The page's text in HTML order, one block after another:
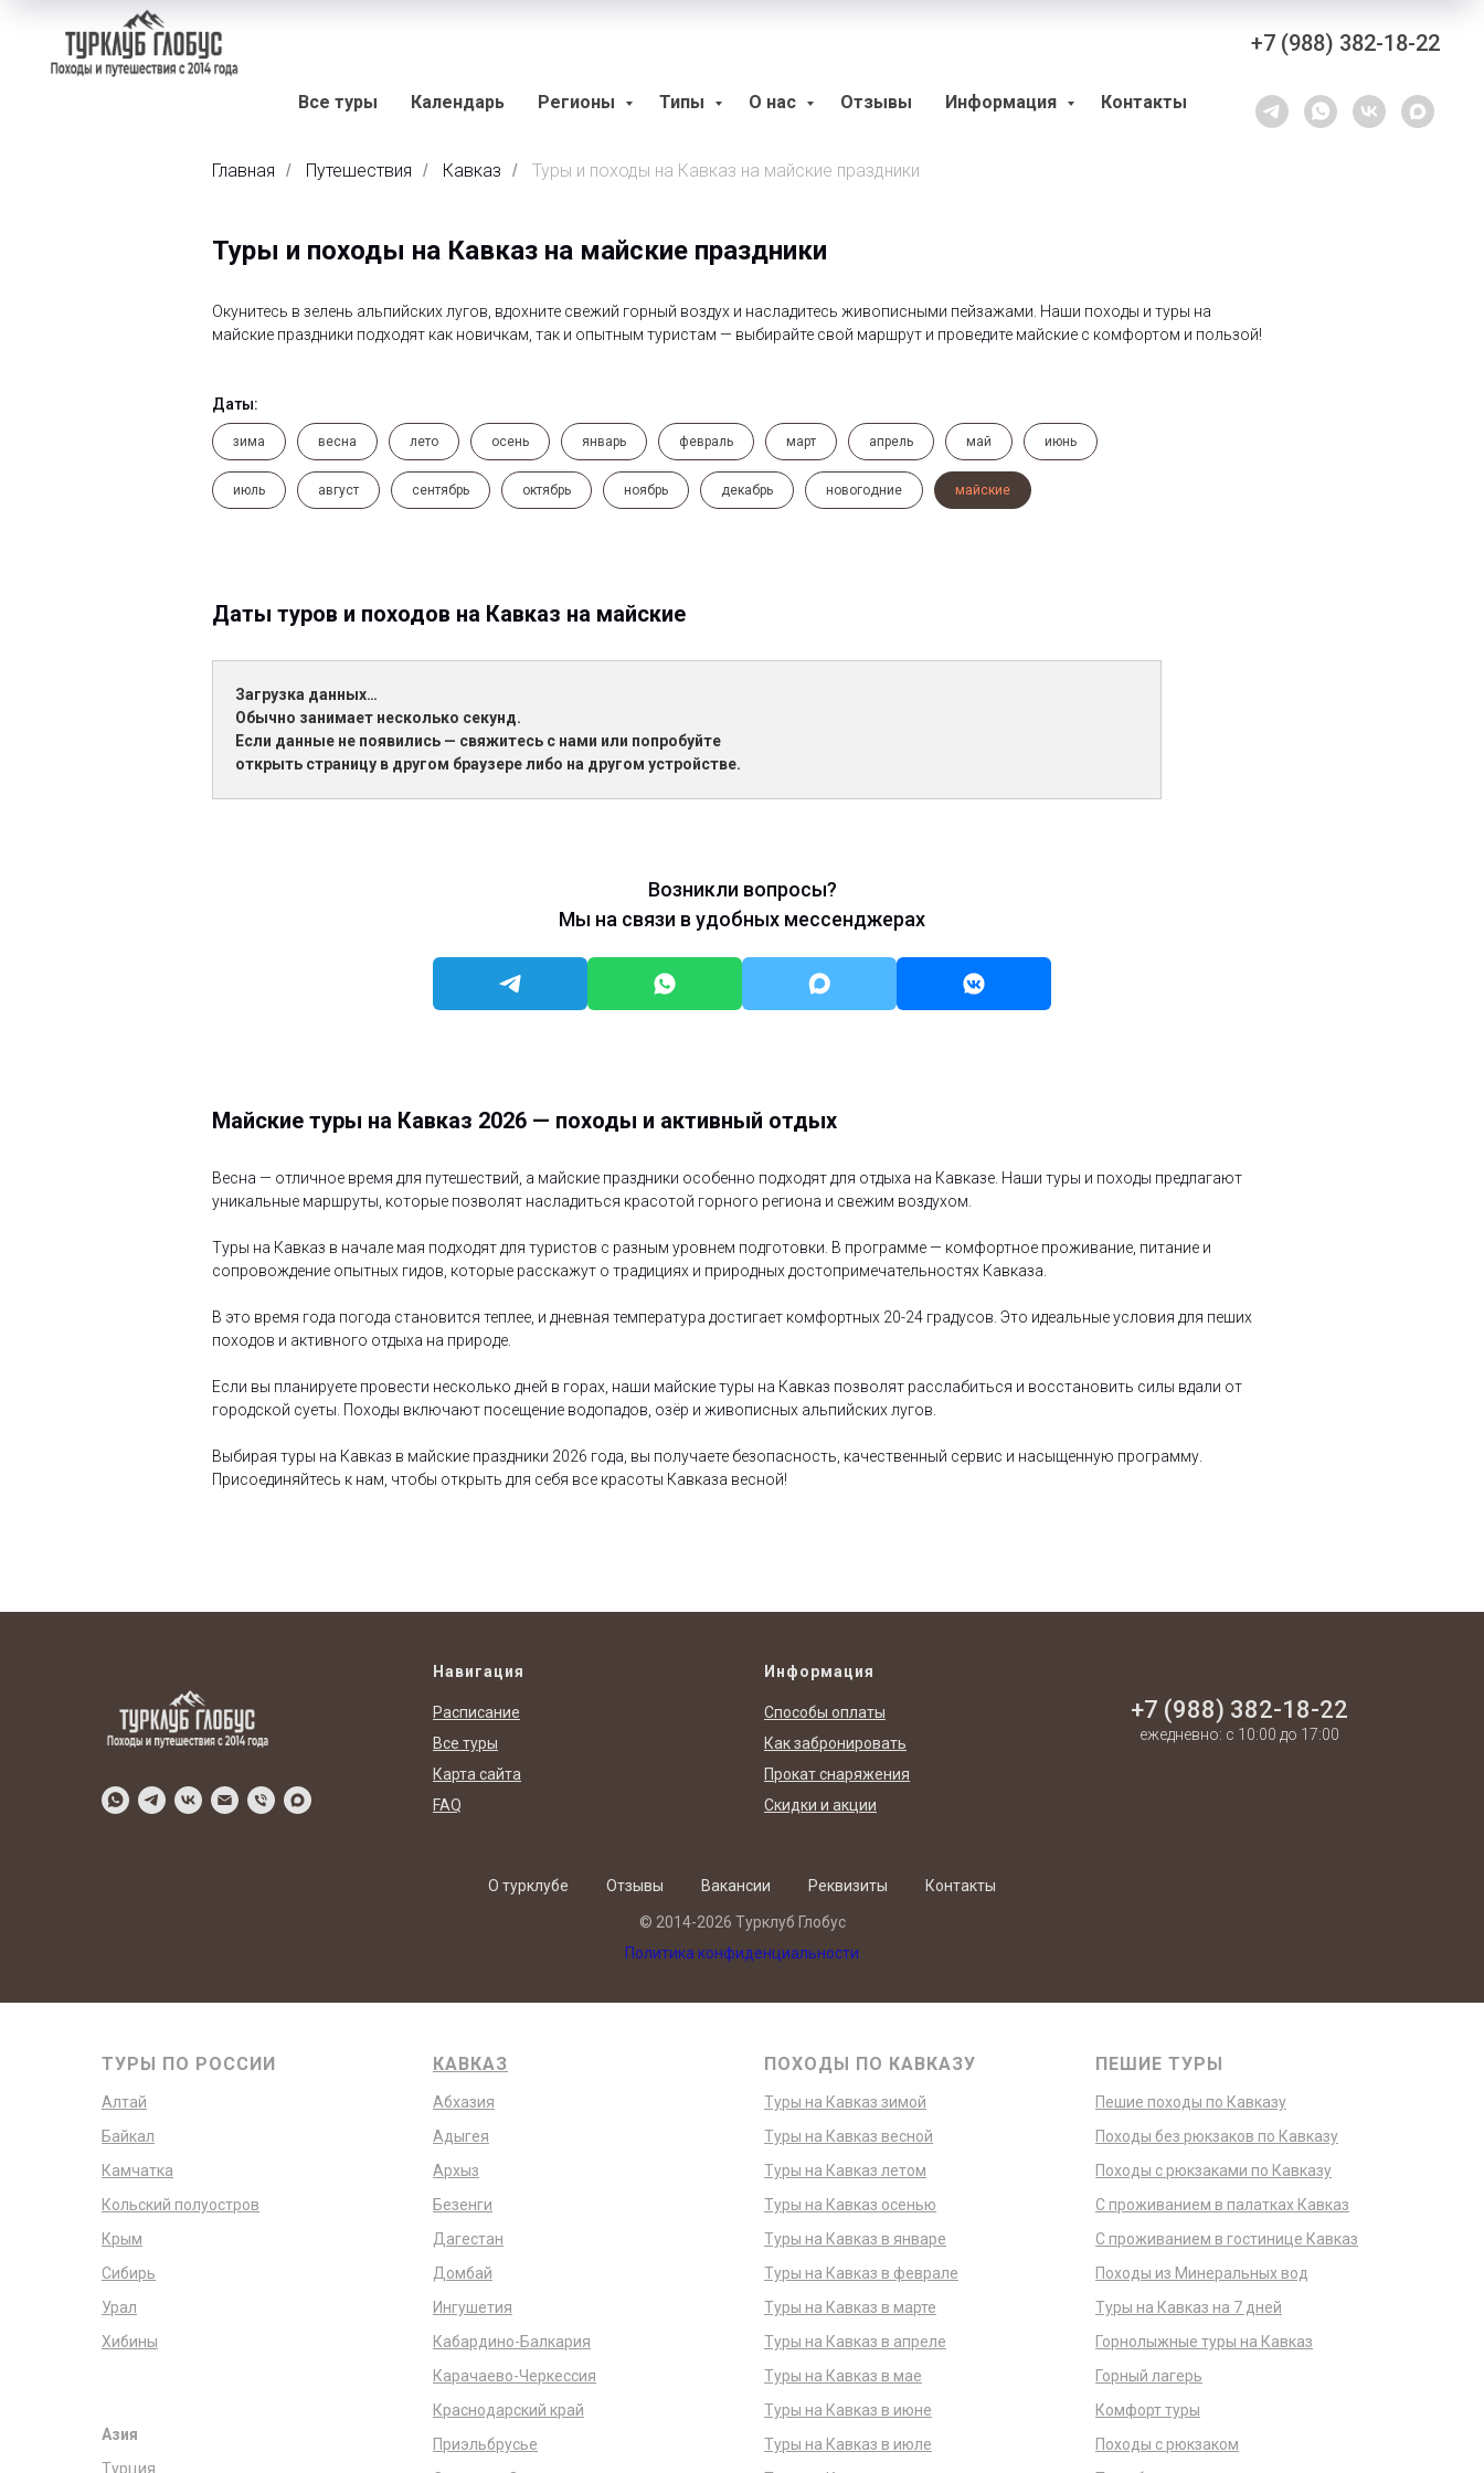
+7 (988) 382-18-22
Все туры Календарь Регионы Типы О нас Отзывы Информация Контакты
Главная / Путешествия / Кавказ / Туры и походы на Кавказ на майские праздники
Туры и походы на Кавказ на майские праздники
Окунитесь в зелень альпийских лугов, вдохните свежий горный воздух и насладитесь живописными пейзажами. Наши походы и туры на
майские праздники подходят как новичкам, так и опытным туристам — выбирайте свой маршрут и проведите майские с комфортом и пользой!
Даты:
зима весна лето осень январь февраль март апрель май июнь
июль август сентябрь октябрь ноябрь декабрь новогодние майские
Даты туров и походов на Кавказ на майские
Загрузка данных…
Обычно занимает несколько секунд.
Если данные не появились — свяжитесь с нами или попробуйте
открыть страницу в другом браузере либо на другом устройстве.
Возникли вопросы?
Мы на связи в удобных мессенджерах
Майские туры на Кавказ 2026 — походы и активный отдых
Весна — отличное время для путешествий, а майские праздники особенно подходят для отдыха на Кавказе. Наши туры и походы предлагают
уникальные маршруты, которые позволят насладиться красотой горного региона и свежим воздухом.
Туры на Кавказ в начале мая подходят для туристов с разным уровнем подготовки. В программе — комфортное проживание, питание и
сопровождение опытных гидов, которые расскажут о традициях и природных достопримечательностях Кавказа.
В это время года погода становится теплее, и дневная температура достигает комфортных 20-24 градусов. Это идеальные условия для пеших
походов и активного отдыха на природе.
Если вы планируете провести несколько дней в горах, наши майские туры на Кавказ позволят расслабиться и восстановить силы вдали от
городской суеты. Походы включают посещение водопадов, озёр и живописных альпийских лугов.
Выбирая туры на Кавказ в майские праздники 2026 года, вы получаете безопасность, качественный сервис и насыщенную программу.
Присоединяйтесь к нам, чтобы открыть для себя все красоты Кавказа весной!
Навигация
Расписание
Все туры
Карта сайта
FAQ
Информация
Способы оплаты
Как забронировать
Прокат снаряжения
Скидки и акции
+7 (988) 382-18-22
ежедневно: с 10:00 до 17:00
О турклубе Отзывы Вакансии Реквизиты Контакты
© 2014-2026 Турклуб Глобус
Политика конфиденциальности
ТУРЫ ПО РОССИИ
Алтай
Байкал
Камчатка
Кольский полуостров
Крым
Сибирь
Урал
Хибины
Азия
Турция
КАВКАЗ
Абхазия
Адыгея
Архыз
Безенги
Дагестан
Домбай
Ингушетия
Кабардино-Балкария
Карачаево-Черкессия
Краснодарский край
Приэльбрусье
ПОХОДЫ ПО КАВКАЗУ
Туры на Кавказ зимой
Туры на Кавказ весной
Туры на Кавказ летом
Туры на Кавказ осенью
Туры на Кавказ в январе
Туры на Кавказ в феврале
Туры на Кавказ в марте
Туры на Кавказ в апреле
Туры на Кавказ в мае
Туры на Кавказ в июне
Туры на Кавказ в июле
ПЕШИЕ ТУРЫ
Пешие походы по Кавказу
Походы без рюкзаков по Кавказу
Походы с рюкзаками по Кавказу
С проживанием в палатках Кавказ
С проживанием в гостинице Кавказ
Походы из Минеральных вод
Туры на Кавказ на 7 дней
Горнолыжные туры на Кавказ
Горный лагерь
Комфорт туры
Походы с рюкзаком